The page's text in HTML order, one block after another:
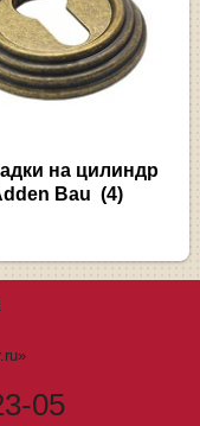
на цилиндр
Bau (4)
05